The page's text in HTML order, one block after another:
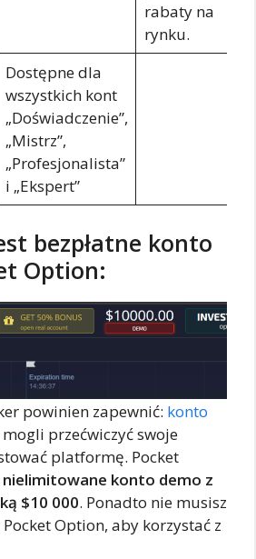
rabaty na
rynku.
Dostępne dla
wszystkich kont
„Doświadczenie”,
„Mistrz”,
„Profesjonalista”
i „Ekspert”
bezpłatne konto
Option:
powinien zapewnić: konto
przećwiczyć swoje
platformę. Pocket
nielimitowane konto demo z
$10 000. Ponadto nie musisz
Option, aby korzystać z